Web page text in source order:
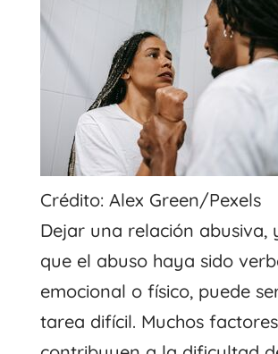
Crédito: Alex Green/Pexels
Dejar una relación abusiva,
que el abuso haya sido
emocional o físico, puede
tarea difícil. Muchos factores